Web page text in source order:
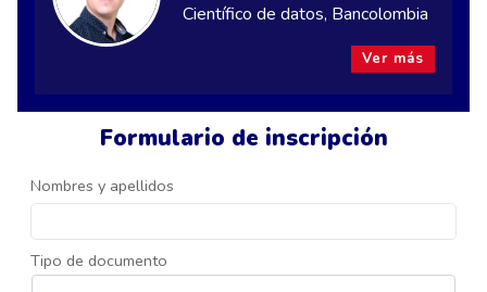
Formulario de inscripción
Nombres y apellidos
Tipo de documento
Científico de datos, Bancolombia
Ver más